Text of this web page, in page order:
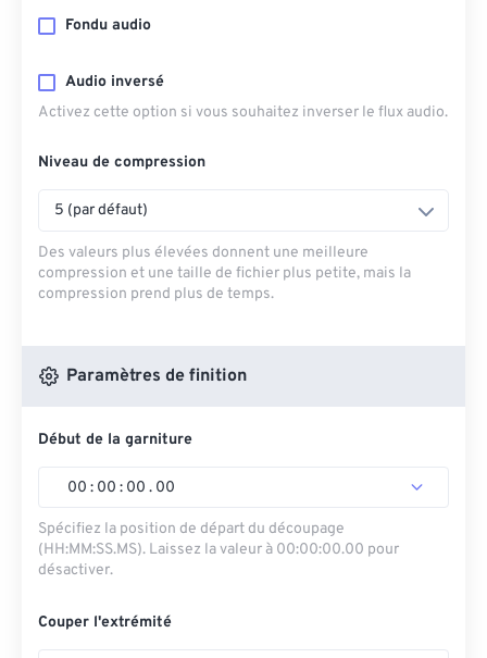
Fondu audio
Audio inversé
Activez cette option si vous souhaitez inverser le flux audio.
Niveau de compression
5 (par défaut)
Des valeurs plus élevées donnent une meilleure
compression et une taille de fichier plus petite, mais la
compression prend plus de temps.
Paramètres de finition
Début de la garniture
00 : 00 : 00 . 00
Spécifiez la position de départ du découpage
(HH:MM:SS.MS). Laissez la valeur à 00:00:00.00 pour
désactiver.
Couper l'extrémité